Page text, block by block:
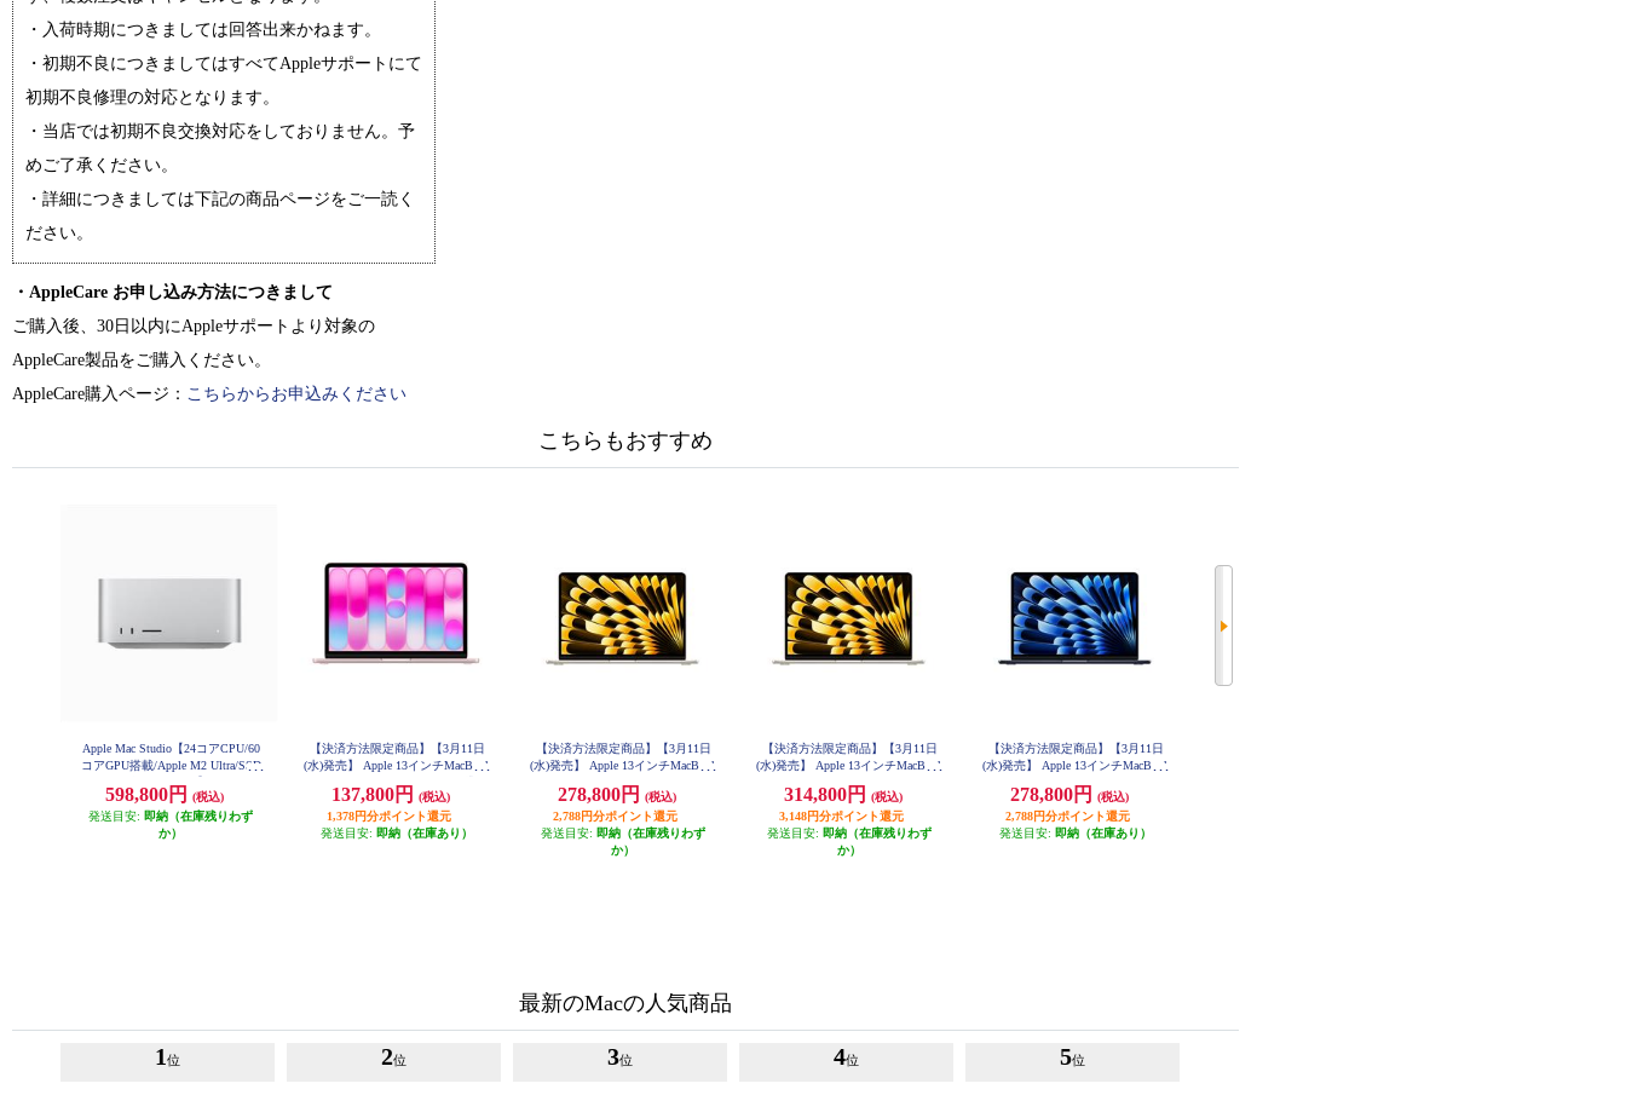
・入荷時期につきましては回答出来かねます。
・初期不良につきましてはすべてAppleサポートにて
初期不良修理の対応となります。
・当店では初期不良交換対応をしておりません。予
めご了承ください。
・詳細につきましては下記の商品ページをご一読く
ださい。
・AppleCare お申し込み方法につきまして
ご購入後、30日以内にAppleサポートより対象の
AppleCare製品をご購入ください。
AppleCare購入ページ： こちらからお申込みください
こちらもおすすめ
Apple Mac Studio【24コアCPU/60
コアGPU搭載/Apple M2 Ultra/SSD
A
598,800円
(税込)
発送目安: 即納（在庫残りわず
か）
【決済方法限定商品】【3月11日
(水)発売】 Apple 13インチMacBook
したApple A18 Proチップ 8GB 512
GB SSD Touch ID - ブラッシュ MH
FJ4J-A
137,800円
(税込)
1,378円分ポイント還元
発送目安: 即納（在庫あり）
【決済方法限定商品】【3月11日
(水)発売】 Apple 13インチMacBook
載したApple M5チップ 16GB 1TB
SSD - スターライト MDHC4J-A
278,800円
(税込)
2,788円分ポイント還元
発送目安: 即納（在庫残りわず
か）
【決済方法限定商品】【3月11日
(水)発売】 Apple 13インチMacBook
載したApple M5チップ 24GB 1TB
SSD - スターライト MDHD4J-A
314,800円
(税込)
3,148円分ポイント還元
発送目安: 即納（在庫残りわず
か）
【決済方法限定商品】【3月11日
(水)発売】 Apple 13インチMacBook
載したApple M5チップ 16GB 1TB
SSD - ミッドナイト MDHF4J-A
278,800円
(税込)
2,788円分ポイント還元
発送目安: 即納（在庫あり）
最新のMacの人気商品
1 位 2位 3位 4位 5位